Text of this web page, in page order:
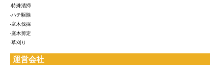
-特殊清掃
-ハチ駆除
-庭木伐採
-庭木剪定
-草刈り
運営会社